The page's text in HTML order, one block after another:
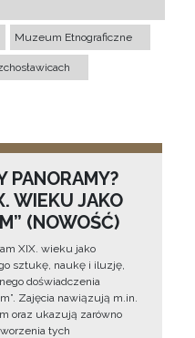
Muzeum Etnograficzne
PANORAMY?
WIEKU JAKO
(NOWOŚĆ)
XIX. wieku jako
sztukę, naukę i iluzję,
doświadczenia
Zajęcia nawiązują m.in.
oraz ukazują zarówno
tych